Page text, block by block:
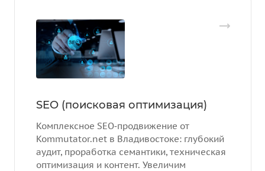
SEO (поисковая оптимизация)
Комплексное SEO‑продвижение от
Kommutator.net в Владивостоке: глубокий
аудит, проработка семантики, техническая
оптимизация и контент. Увеличим